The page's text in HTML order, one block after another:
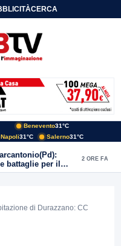
CERCA
Benevento31°C
Napoli31°C Salerno31°C
battaglie per il
2 ORE FA
di Durazzano: CC